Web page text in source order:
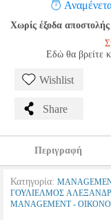
Χωρίς έξοδα
Εδώ θα βρείτε
Wishlist
Share
Περιγραφή
Κατηγορία:
ΓΟΥΛΙΕΛΜΟΣ
MANAGEMENT -